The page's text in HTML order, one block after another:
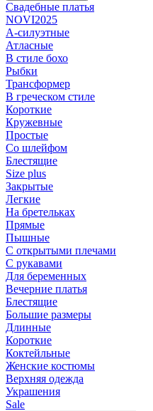
Свадебные платья
NOVI2025
А-силуэтные
Атласные
В стиле бохо
Рыбки
Трансформер
В греческом стиле
Короткие
Кружевные
Простые
Со шлейфом
Блестящие
Size plus
Закрытые
Легкие
На бретельках
Прямые
Пышные
С открытыми плечами
С рукавами
Для беременных
Вечерние платья
Блестящие
Большие размеры
Длинные
Короткие
Коктейльные
Женские костюмы
Верхняя одежда
Украшения
Sale